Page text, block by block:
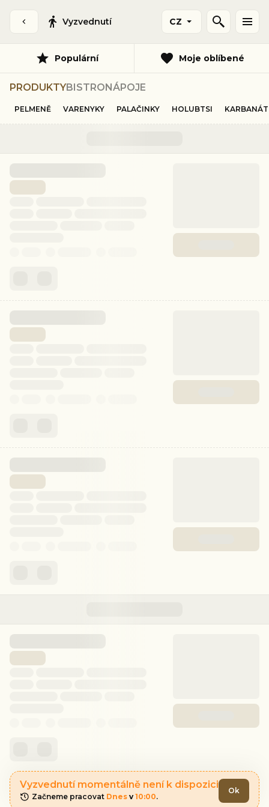
Vyzvednutí CZ
Populární Moje oblíbené
PRODUKTYBISTRONÁPOJE
PELMENĚ VARENYKY PALAČINKY HOLUBTSI
Vyzvednutí momentálně není k dispozici
Začneme pracovat Dnes v 10:00.
Ok